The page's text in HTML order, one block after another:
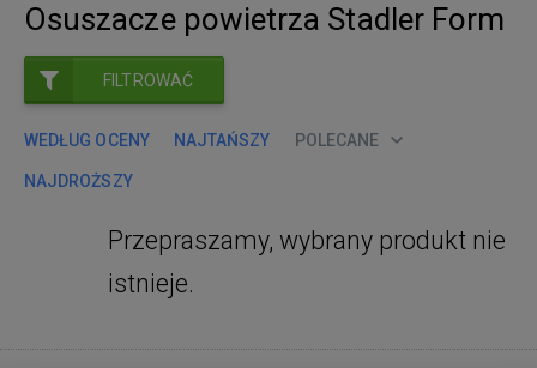
Osuszacze powietrza Stadler Form
FILTROWAĆ
WEDŁUG OCENY NAJTAŃSZY POLECANE
NAJDROŻSZY
Przepraszamy, wybrany produkt nie
istnieje.